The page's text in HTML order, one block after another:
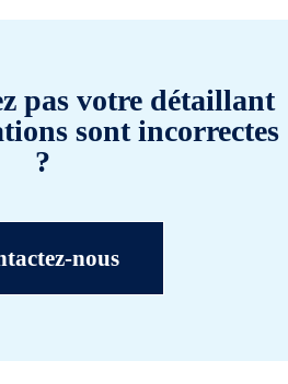
pas votre détaillant
sont incorrectes
?
nous